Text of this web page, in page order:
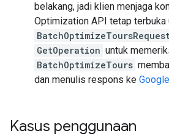
belakang, jadi klien menjaga
Optimization API tetap terbuka
GetOperation untuk
BatchOptimizeTours
dan menulis respons ke
Kasus penggunaan